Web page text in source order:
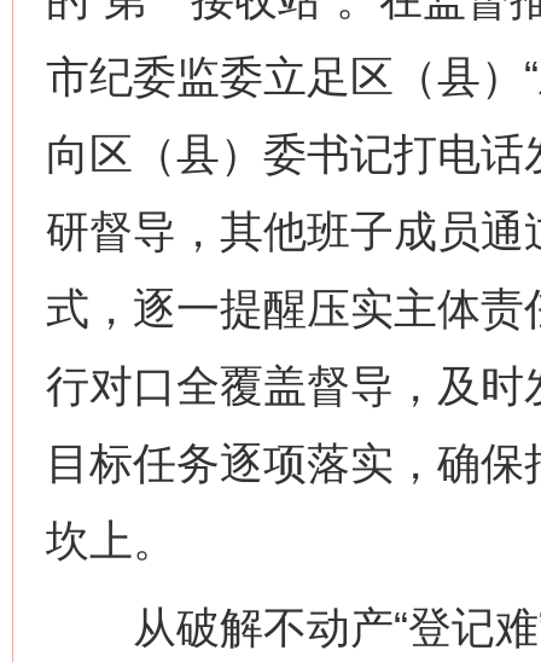
市纪委监委立足区（县）
向区（县）委书记打电
研督导，其他班子成员
式，逐一提醒压实主体
行对口全覆盖督导，及
目标任务逐项落实，确
坎上。
从破解不动产“登记难